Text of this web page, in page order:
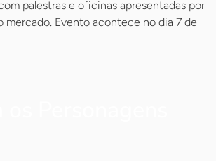
palestras e oficinas apresentadas por
mercado. Evento acontece no dia 7 de